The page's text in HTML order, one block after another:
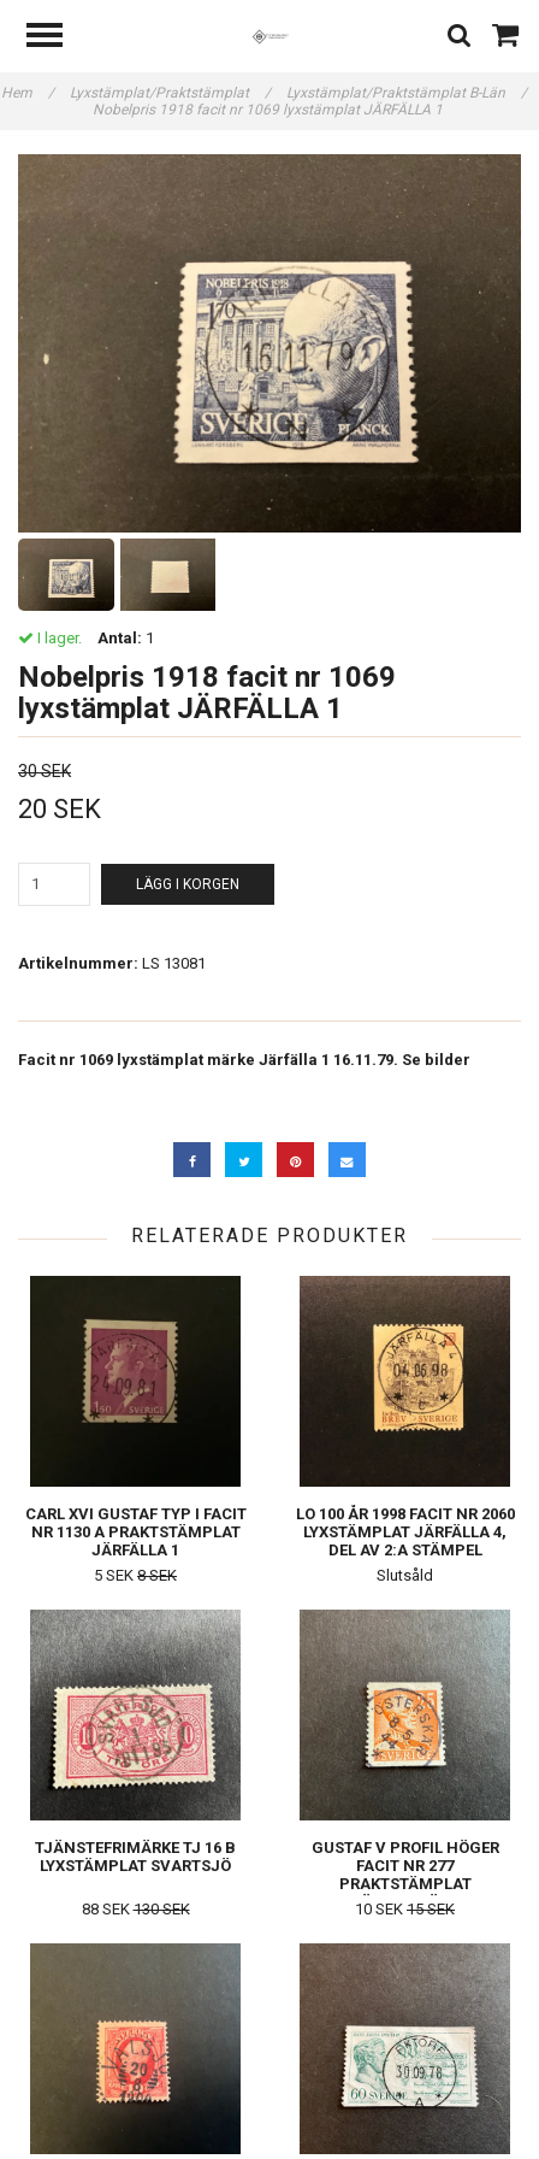
Hem / Lyxstämplat/Praktstämplat / Lyxstämplat/Praktstämplat B-Län
/
Nobelpris 1918 facit nr 1069 lyxstämplat JÄRFÄLLA 1
I lager. Antal: 1
Nobelpris 1918 facit nr 1069
lyxstämplat JÄRFÄLLA 1
30 SEK
20 SEK
LÄGG I KORGEN
Artikelnummer: LS 13081
Facit nr 1069 lyxstämplat märke Järfälla 1 16.11.79. Se bilder
RELATERADE PRODUKTER
CARL XVI GUSTAF TYP I FACIT
NR 1130 A PRAKTSTÄMPLAT
JÄRFÄLLA 1
5 SEK 8 SEK
LO 100 ÅR 1998 FACIT NR 2060
LYXSTÄMPLAT JÄRFÄLLA 4,
DEL AV 2:A STÄMPEL
Slutsåld
TJÄNSTEFRIMÄRKE TJ 16 B
LYXSTÄMPLAT SVARTSJÖ
88 SEK130 SEK
GUSTAF V PROFIL HÖGER
FACIT NR 277
PRAKTSTÄMPLAT
ÖSTERSKÄR
10 SEK 15 SEK